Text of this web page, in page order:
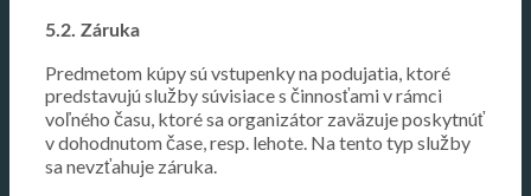
5.2. Záruka
Predmetom kúpy sú vstupenky na podujatia, ktoré
predstavujú služby súvisiace s činnosťami v rámci
voľného času, ktoré sa organizátor zaväzuje poskytnúť
v dohodnutom čase, resp. lehote. Na tento typ služby
sa nevzťahuje záruka.